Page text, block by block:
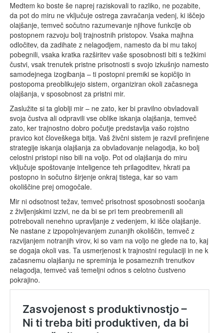
Medtem ko boste še naprej raziskovali to razliko, ne pozabite,
da pot do miru ne vključuje ostrega zavračanja vedenj, ki iščejo
olajšanje, temveč sočutno razumevanje njihove funkcije ob
postopnem razvoju bolj trajnostnih pristopov. Vsaka majhna
odločitev, da zadihate z nelagodjem, namesto da bi mu takoj
pobegnili, vsaka kratka razširitev vaše sposobnosti biti s težkimi
čustvi, vsak trenutek pristne prisotnosti s svojo izkušnjo namesto
samodejnega izogibanja – ti postopni premiki se kopičijo in
postopoma preoblikujejo sistem, organiziran okoli začasnega
olajšanja, v sposobnost za pristni mir.
Zaslužite si ta globlji mir – ne zato, ker bi pravilno obvladovali
svoja čustva ali odpravili vse oblike iskanja olajšanja, temveč
zato, ker trajnostno dobro počutje predstavlja vašo rojstno
pravico kot človeškega bitja. Vaš živčni sistem je razvil prefinjene
strategije iskanja olajšanja za obvladovanje nelagodja, ko bolj
celostni pristopi niso bili na voljo. Pot od olajšanja do miru
vključuje spoštovanje inteligence teh prilagoditev, hkrati pa
postopno in sočutno širjenje onkraj tistega, kar so vam
okoliščine prej omogočale.
Mir ni odsotnost težav, temveč prisotnost sposobnosti soočanja
z življenjskimi izzivi, ne da bi se pri tem preobremenili ali
potrebovali nenehno upravljanje z vedenjem, ki išče olajšanje.
Ne nastane z izpopolnjevanjem zunanjih okoliščin, temveč z
razvijanjem notranjih virov, ki so vam na voljo ne glede na to, kaj
se dogaja okoli vas. Ta usmerjenost k trajnostni regulaciji in ne k
začasnemu olajšanju ne spreminja le posameznih trenutkov
nelagodja, temveč vaš temeljni odnos s celotno čustveno
pokrajino.